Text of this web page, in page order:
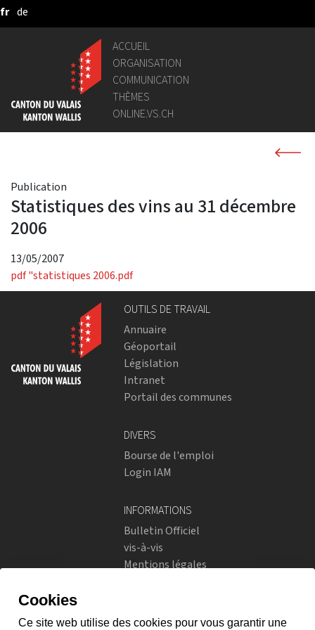
Saut au contenu principal
fr de
ACCUEIL
ORGANISATION
COMMUNICATION
THÈMES
ONLINE.VS.CH
Publication
Statistiques des vins au 31 décembre
2006
13/05/2007
pdf"statistiques 2006.pdf
OUTILS DE TRAVAIL
Annuaire
Géoportail
Législation
Intranet
Portail des communes
DIVERS
Bourse de l'emploi
Login IAM
INFORMATIONS
Bulletin Officiel
vis-à-vis
Mentions légales